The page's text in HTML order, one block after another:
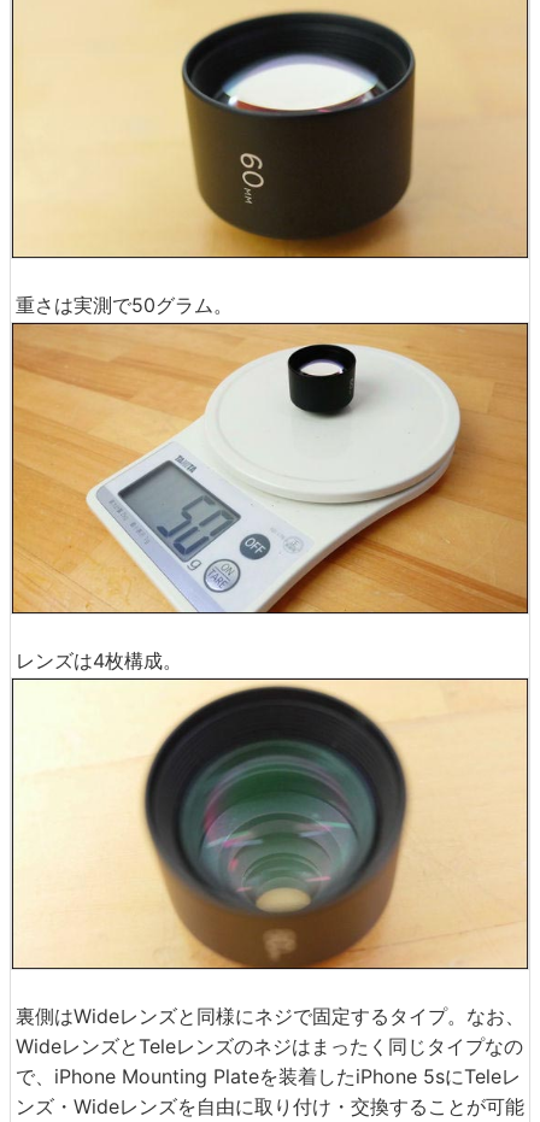
重さは実測で50グラム。
レンズは4枚構成。
裏側はWideレンズと同様にネジで固定するタイプ。なお、
WideレンズとTeleレンズのネジはまったく同じタイプなの
で、iPhone Mounting Plateを装着したiPhone 5sにTeleレ
ンズ・Wideレンズを自由に取り付け・交換することが可能